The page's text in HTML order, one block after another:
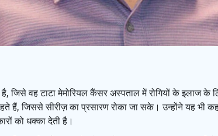
है, जिसे वह टाटा मेमोरियल कैंसर अस्पताल में रोगियों के इलाज के
हैं, जिससे सीरीज़ का प्रसारण रोका जा सके। उन्होंने यह भी
को धक्का देती है।